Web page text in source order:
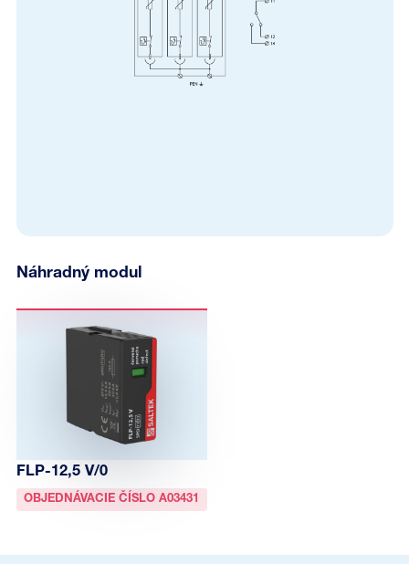
Náhradný modul
FLP-12,5 V/0
OBJEDNÁVACIE ČÍSLO A03431